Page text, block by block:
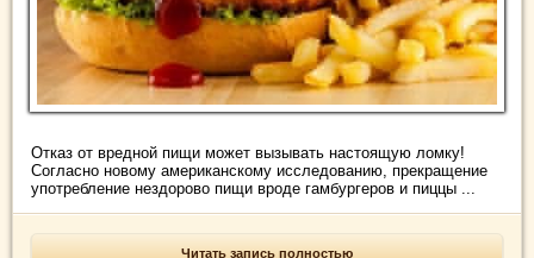
Отказ от вредной пищи может вызывать настоящую ломку!
Согласно новому американскому исследованию, прекращение
употребление нездорово пищи вроде гамбургеров и пиццы ...
Читать запись полностью